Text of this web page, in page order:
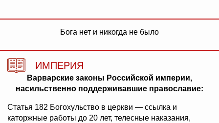
Бога нет и никогда не было
ИМПЕРИЯ
Варварские законы Российской империи,
насильственно поддерживавшие православие:
Статья 182 Богохульство в церкви — ссылка и
каторжные работы до 20 лет, телесные наказания,